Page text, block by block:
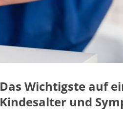
Das Wichtigste auf
Kindesalter und